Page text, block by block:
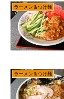
ラーメン＆つけ麺
ラーメン＆つけ麺